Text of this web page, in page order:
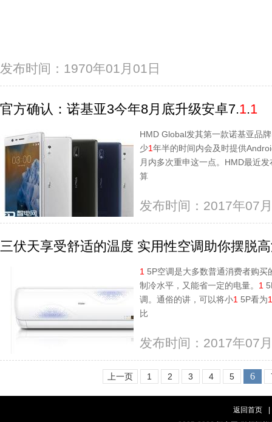
发布时间：1970年01月01日
官方确认：诺基亚3今年8月底升级安卓7.1.1
HMD Global发其第一款诺基亚品
少1年半的时间内会及时提供
月内多次重申这一点。HMD最近
算
发布时间：2017年07
三伏天享受舒适的温度 实用性空调助你摆脱
1 5P空调是大多数普通消费者购买
制冷水平，又能省一定的电量。 1
调。通俗的讲，可以将小1 5P看为1
比
发布时间：2017年07
上一页 1 2 3 4 5 6
返回首页